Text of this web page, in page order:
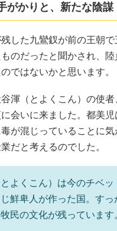
がかりと、新たな陰謀
した九鸞釵が前の王朝
のだったと聞かされ、
ではないかと思います。
渾（とよくこん）の使者
会いに来ました。都美
が混じっていることに
だと考えるのでした。
よくこん）は今のチベッ
鮮卑人が作った国。すっ
民の文化が残っています